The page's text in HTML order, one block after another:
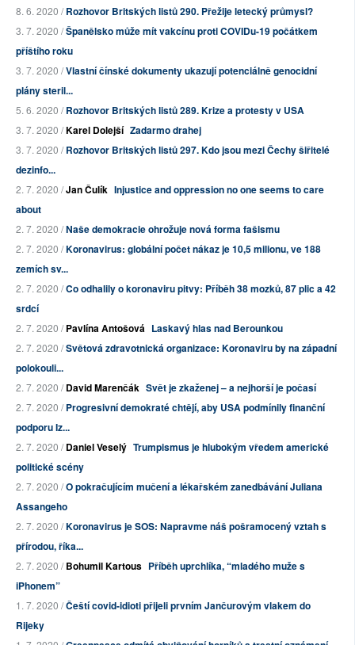
8. 6. 2020 /Rozhovor Britských listů 290. Přežije letecký průmysl?
3. 7. 2020 /Španělsko může mít vakcínu proti COVIDu-19 počátkem
příštího roku
3. 7. 2020 /Vlastní čínské dokumenty ukazují potenciálně genocidní
plány steril...
5. 6. 2020 /Rozhovor Britských listů 289. Krize a protesty v USA
3. 7. 2020 /Karel Dolejší Zadarmo drahej
3. 7. 2020 /Rozhovor Britských listů 297. Kdo jsou mezi Čechy šiřitelé
dezinfo...
2. 7. 2020 /Jan Čulík Injustice and oppression no one seems to care
about
2. 7. 2020 /Naše demokracie ohrožuje nová forma fašismu
2. 7. 2020 /Koronavirus: globální počet nákaz je 10,5 milionu, ve 188
zemích sv...
2. 7. 2020 /Co odhalily o koronaviru pitvy: Příběh 38 mozků, 87 plic a 42
srdcí
2. 7. 2020 /Pavlína Antošová Laskavý hlas nad Berounkou
2. 7. 2020 /Světová zdravotnická organizace: Koronaviru by na západní
polokouli...
2. 7. 2020 /David Marenčák Svět je zkaženej – a nejhorší je počasí
2. 7. 2020 /Progresivní demokraté chtějí, aby USA podmínily finanční
podporu Iz...
2. 7. 2020 /Daniel Veselý Trumpismus je hlubokým vředem americké
politické scény
2. 7. 2020 /O pokračujícím mučení a lékařském zanedbávání Juliana
Assangeho
2. 7. 2020 /Koronavirus je SOS: Napravme náš pošramocený vztah s
přírodou, říka...
2. 7. 2020 /Bohumil Kartous Příběh uprchlíka, “mladého muže s
iPhonem”
1. 7. 2020 /Čeští covid-idioti přijeli prvním Jančurovým vlakem do
Rijeky